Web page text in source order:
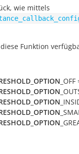
wie mittels
Funktion